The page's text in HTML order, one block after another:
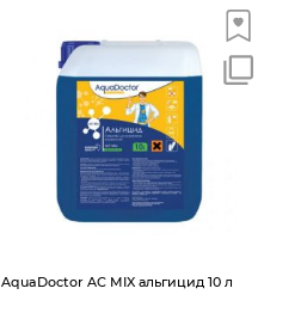
AquaDoctor AС MIX альгицид 10 л